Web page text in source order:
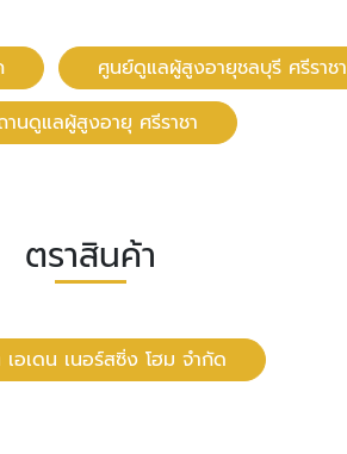
ศูนย์ดูแลผู้สูงอายุชลบุรี ศรีราชา
านดูแลผู้สูงอายุ ศรีราชา
ตราสินค้า
อเดน เนอร์สซิ่ง โฮม จำกัด